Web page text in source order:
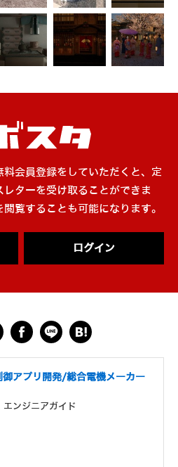
会員登録をしていただくと、定
ターを受け取ることができま
覧することも可能になります。
ログイン
アプリ開発/総合電機メーカー
ンジニアガイド